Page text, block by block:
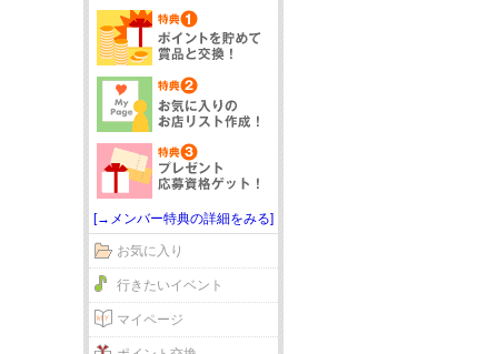
[→メンバー特典の詳細をみる]
お気に入り
行きたいイベント
マイページ